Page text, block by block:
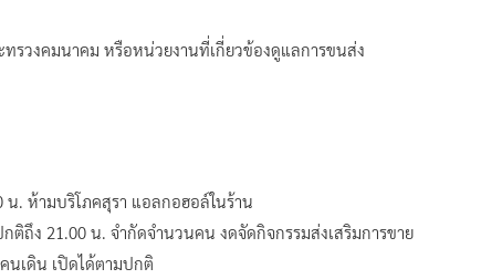
รวงคมนาคม หรือหน่วยงานที่เกี่ยวข้องดูแลการขนส่ง
น. ห้ามบริโภคสุรา แอลกอฮอล์ในร้าน
ถึง 21.00 น. จำกัดจำนวนคน งดจัดกิจกรรมส่งเสริมการขาย
นเดิน เปิดได้ตามปกติ